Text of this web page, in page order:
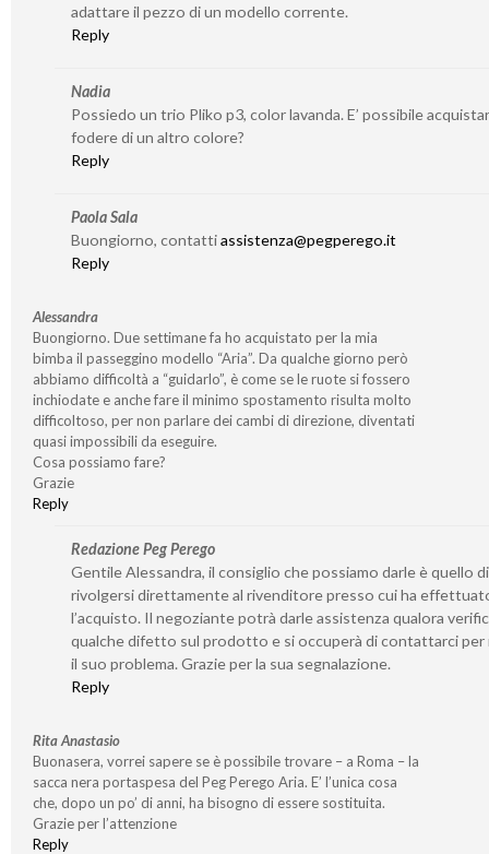
adattare il pezzo di un modello corrente.
Reply
Nadia
Possiedo un trio Pliko p3, color lavanda. E’ possibile
fodere di un altro colore?
Reply
Paola Sala
Buongiorno, contattiassistenza@pegperego.it
Reply
Alessandra
Buongiorno. Due settimane fa ho acquistato per la mia
bimba il passeggino modello “Aria”. Da qualche giorno però
abbiamo difficoltà a “guidarlo”, è come se le ruote si fossero
inchiodate e anche fare il minimo spostamento risulta molto
difficoltoso, per non parlare dei cambi di direzione, diventati
quasi impossibili da eseguire.
Cosa possiamo fare?
Grazie
Reply
Redazione Peg Perego
Gentile Alessandra, il consiglio che possiamo darle è quello di
rivolgersi direttamente al rivenditore presso cui ha
l’acquisto. Il negoziante potrà darle assistenza qualora
qualche difetto sul prodotto e si occuperà di contattarci per
il suo problema. Grazie per la sua segnalazione.
Reply
Rita Anastasio
Buonasera, vorrei sapere se è possibile trovare – a Roma – la
sacca nera portaspesa del Peg Perego Aria. E’ l’unica cosa
che, dopo un po’ di anni, ha bisogno di essere sostituita.
Grazie per l’attenzione
Reply